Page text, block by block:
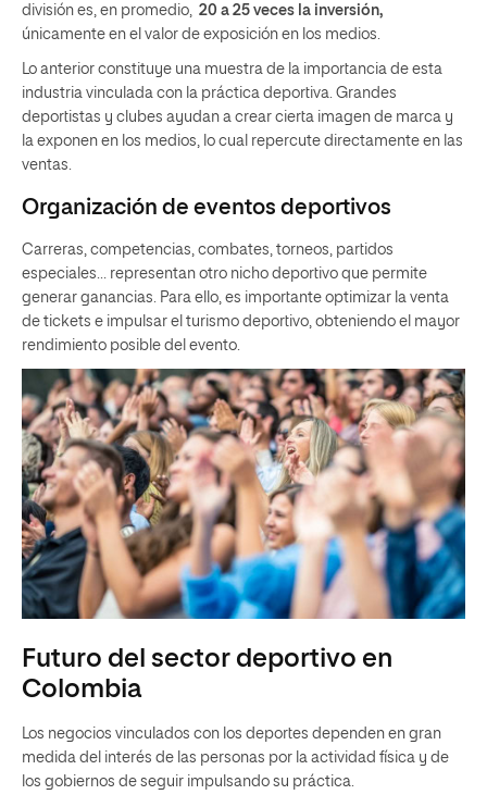
división es, en promedio, 20 a 25 veces la inversión,
únicamente en el valor de exposición en los medios.
Lo anterior constituye una muestra de la importancia de esta
industria vinculada con la práctica deportiva. Grandes
deportistas y clubes ayudan a crear cierta imagen de marca y
la exponen en los medios, lo cual repercute directamente en las
ventas.
Organización de eventos deportivos
Carreras, competencias, combates, torneos, partidos
especiales… representan otro nicho deportivo que permite
generar ganancias. Para ello, es importante optimizar la venta
de tickets e impulsar el turismo deportivo, obteniendo el mayor
rendimiento posible del evento.
Futuro del sector deportivo en
Colombia
Los negocios vinculados con los deportes dependen en gran
medida del interés de las personas por la actividad física y de
los gobiernos de seguir impulsando su práctica.